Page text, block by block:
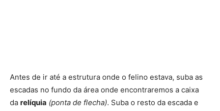
Antes de ir até a estrutura onde o felino estava, suba as
escadas no fundo da área onde encontraremos a caixa
da relíquia (ponta de flecha). Suba o resto da escada e